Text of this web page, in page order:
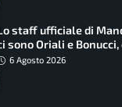
staff ufficiale di
sono Oriali e
6 Agosto 2026